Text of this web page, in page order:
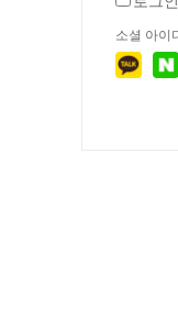
소셜 아이